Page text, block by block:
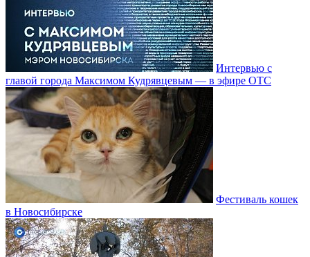
Интервью с
главой города Максимом Кудрявцевым — в эфире ОТС
Фестиваль кошек
в Новосибирске